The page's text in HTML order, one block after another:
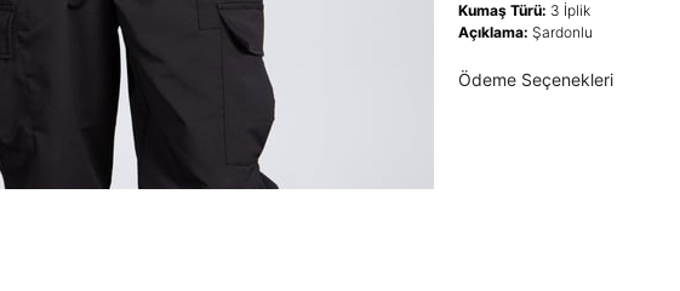
Kumaş Türü: 3 İplik
Açıklama: Şardonlu
Ödeme Seçenekleri